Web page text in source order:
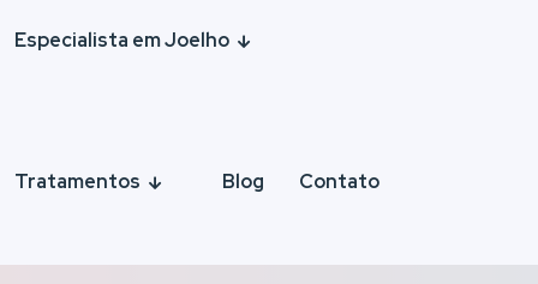
Especialista em Joelho
Tratamentos Blog Contato